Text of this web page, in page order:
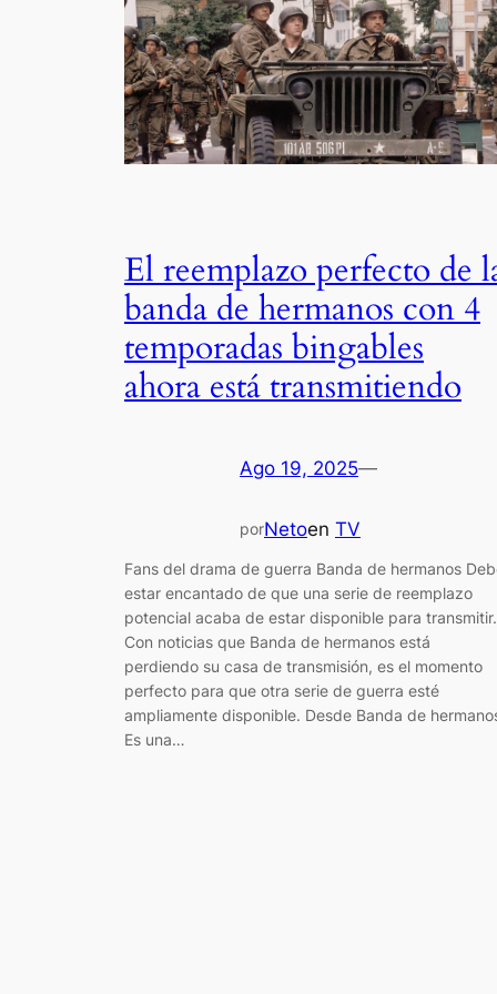
El reemplazo perfecto de
banda de hermanos con 4
temporadas bingables
ahora está transmitiendo
Ago 19, 2025—
porNetoen TV
Fans del drama de guerra Banda de hermanos
estar encantado de que una serie de reemplazo
potencial acaba de estar disponible para transmitir.
Con noticias que Banda de hermanos está
perdiendo su casa de transmisión, es el momento
perfecto para que otra serie de guerra esté
ampliamente disponible. Desde Banda de
Es una…